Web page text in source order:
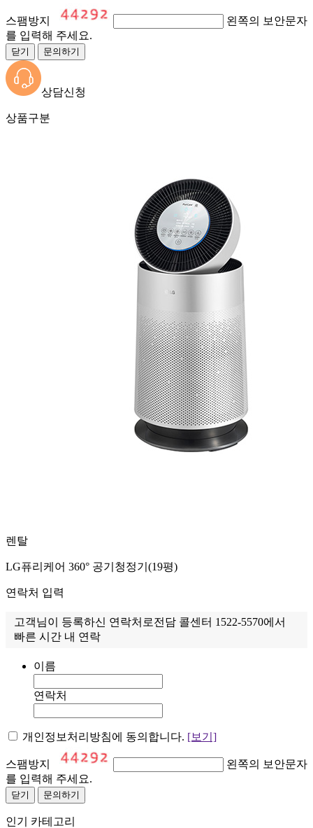
스팸방지
왼쪽의 보안문자
를 입력해 주세요.
닫기 문의하기
상담신청
상품구분
렌탈
LG퓨리케어 360° 공기청정기(19평)
연락처 입력
고객님이 등록하신 연락처로전담 콜센터 1522-5570에서
빠른 시간 내 연락
이름
연락처
개인정보처리방침에 동의합니다. [보기]
스팸방지
왼쪽의 보안문자
를 입력해 주세요.
닫기 문의하기
인기 카테고리